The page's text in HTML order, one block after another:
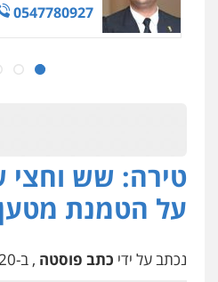
0547780927
עו"ד אסף גונן
גל דהן – משרד
פלילי פשיעה
וחקירות
0544723840
עו"ד ראוף
טירה: שש וחצי
על הטמנת
נכתב על ידי כתב פוסטה , ב-28/01/2020 09:29